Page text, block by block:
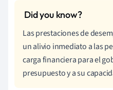
Las prestaciones de
un alivio inmediato a las
carga financiera para el
presupuesto y a su